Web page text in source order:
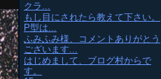
クラ...
もし目にされたら教えて下さい。
P型は...
ふみふみ様、コメントありがとう
ございます...
はじめまして、ブログ村からで
す。